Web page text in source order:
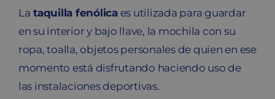
La taquilla fenólicaes utilizada para guardar
en su interior y bajo llave, la mochila con su
ropa, toalla, objetos personales de quien en ese
momento está disfrutando haciendo uso de
las instalaciones deportivas.